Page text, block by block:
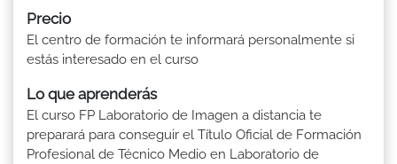
Precio
El centro de formación te informará personalmente si
estás interesado en el curso
Lo que aprenderás
El curso FP Laboratorio de Imagen a distancia te
preparará para conseguir el Título Oficial de Formación
Profesional de Técnico Medio en Laboratorio de